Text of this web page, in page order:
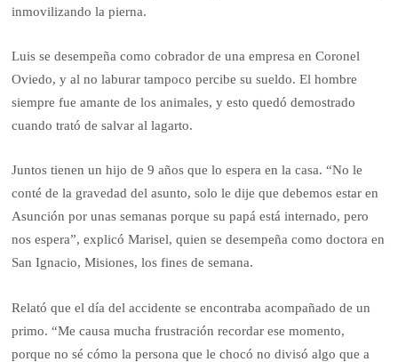
inmovilizando la pierna.
Luis se desempeña como cobrador de una empresa en Coronel
Oviedo, y al no laburar tampoco percibe su sueldo. El hombre
siempre fue amante de los animales, y esto quedó demostrado
cuando trató de salvar al lagarto.
Juntos tienen un hijo de 9 años que lo espera en la casa. “No le
conté de la gravedad del asunto, solo le dije que debemos estar en
Asunción por unas semanas porque su papá está internado, pero
nos espera”, explicó Marisel, quien se desempeña como doctora en
San Ignacio, Misiones, los fines de semana.
Relató que el día del accidente se encontraba acompañado de un
primo. “Me causa mucha frustración recordar ese momento,
porque no sé cómo la persona que le chocó no divisó algo que a